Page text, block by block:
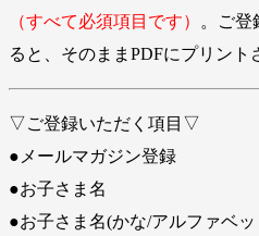
（すべて必須項目です）
。ご登
ると、そのままPDFにプリント
▽ご登録いただく項目▽
●メールマガジン登録
●お子さま名
●お子さま名(かな/アルファベッ